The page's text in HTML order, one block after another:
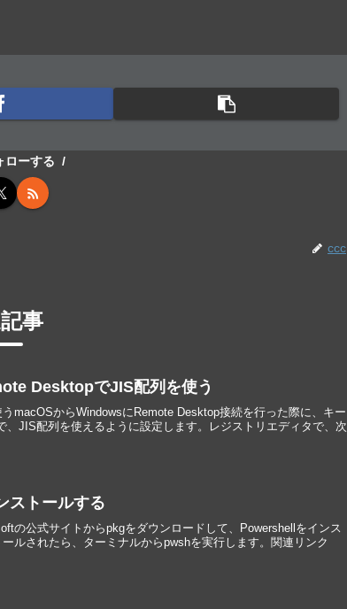
ローする
ccc
事
DesktopでJIS配列を使う
macOSからWindowsにRemote Desktop接続を行った際に、キー
、JIS配列を使えるように設定します。レジストリエディタで、次
ストールする
の公式サイトからpkgをダウンロードして、Powershellをインス
ルされたら、ターミナルからpwshを実行します。関連リンク